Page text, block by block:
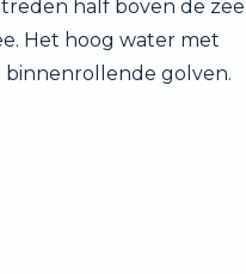
half boven de zee
Het hoog water met
golven.